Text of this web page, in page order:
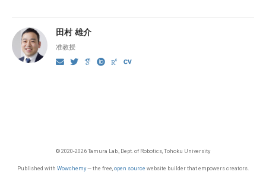
田村 雄介
准教授
© 2020-2026 Tamura Lab., Dept. of Robotics, Tohoku University
Published with Wowchemy— the free, open source website builder that empowers creators.